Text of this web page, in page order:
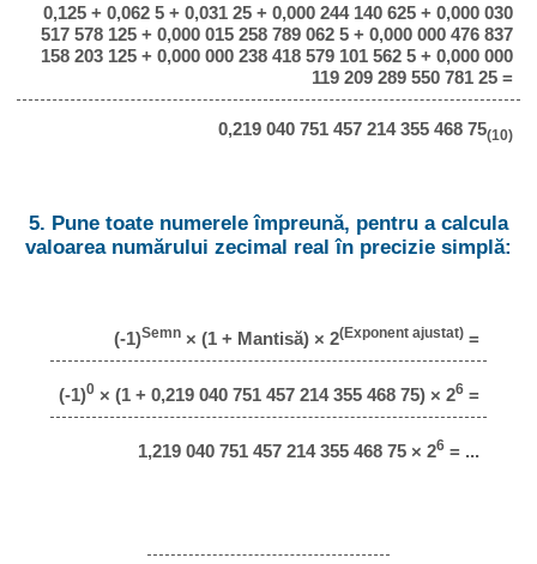
0,125 + 0,062 5 + 0,031 25 + 0,000 244 140 625 + 0,000 030
517 578 125 + 0,000 015 258 789 062 5 + 0,000 000 476 837
158 203 125 + 0,000 000 238 418 579 101 562 5 + 0,000 000
119 209 289 550 781 25 =
0,219 040 751 457 214 355 468 75(10)
5. Pune toate numerele împreună, pentru a calcula
valoarea numărului zecimal real în precizie simplă:
(-1)Semn× (1 + Mantisă) × 2(Exponent ajustat)=
(-1)0× (1 + 0,219 040 751 457 214 355 468 75) × 26=
1,219 040 751 457 214 355 468 75 × 26= ...